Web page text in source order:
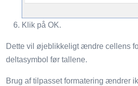
Klik på OK.
Dette vil øjeblikkeligt ændre cellens
deltasymbol før tallene.
Brug af tilpasset formatering ændrer